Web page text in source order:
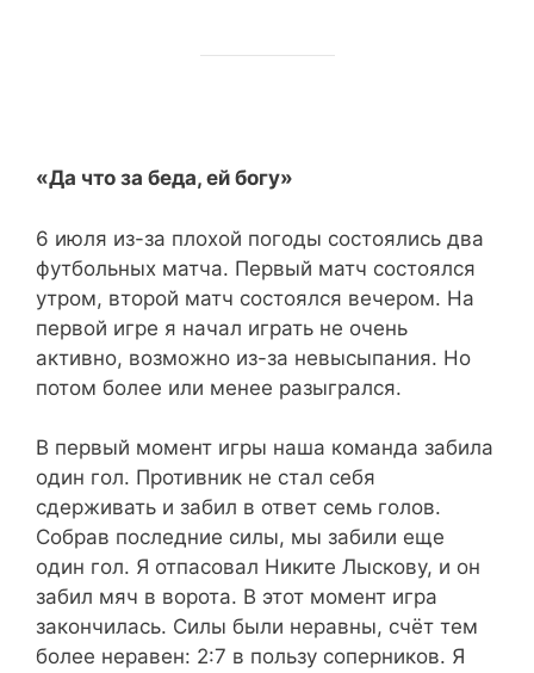
«Да что за беда, ей богу»
6 июля из-за плохой погоды состоялись два
футбольных матча. Первый матч состоялся
утром, второй матч состоялся вечером. На
первой игре я начал играть не очень
активно, возможно из-за невысыпания. Но
потом более или менее разыгрался.
В первый момент игры наша команда забила
один гол. Противник не стал себя
сдерживать и забил в ответ семь голов.
Собрав последние силы, мы забили еще
один гол. Я отпасовал Никите Лыскову, и он
забил мяч в ворота. В этот момент игра
закончилась. Силы были неравны, счёт тем
более неравен: 2:7 в пользу соперников. Я